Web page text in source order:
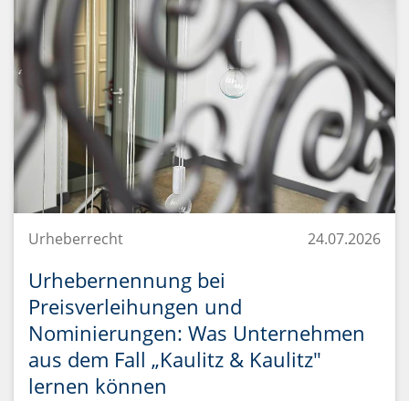
Urheberrecht 24.07.2026
Urhebernennung bei
Preisverleihungen und
Nominierungen: Was Unternehmen
aus dem Fall „Kaulitz & Kaulitz"
lernen können